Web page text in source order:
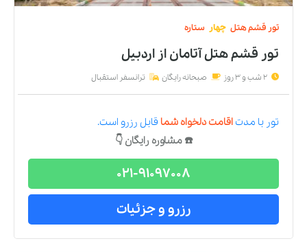
تور قشمهتل چهار ستاره
تور قشم هتل آتاماناز اردبیل
2 شب و 3 روز صبحانه رایگان ترانسفر استقبال
تور با مدتاقامت دلخواه شما قابل رزرو است.
☎️ مشاوره رایگان 👇
021-91097008
رزرو و جزئیات